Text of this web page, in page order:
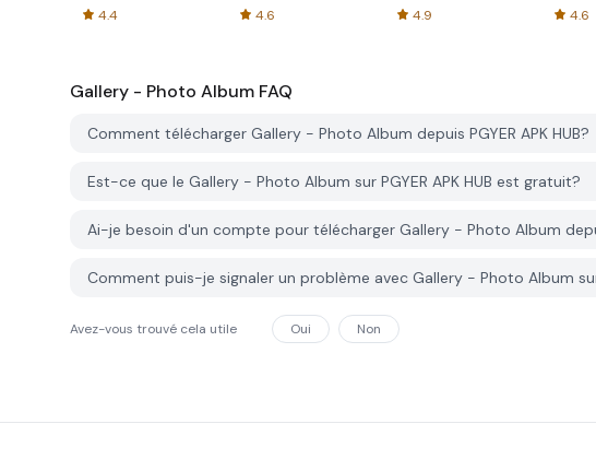
4.4
Spreadsheets
4.6 4.9 4.6
Gallery - Photo Album FAQ
Comment télécharger Gallery - Photo Album depuis PGYER APK HUB?
Est-ce que le Gallery - Photo Album sur PGYER APK HUB est gratuit?
Ai-je besoin d'un compte pour télécharger Gallery - Photo Album
Comment puis-je signaler un problème avec Gallery - Photo Album sur
Avez-vous trouvé cela utile Oui Non